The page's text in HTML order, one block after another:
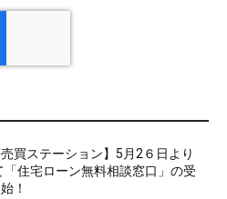
売買ステーション】5月2６日より
「住宅ローン無料相談窓口」の受
！